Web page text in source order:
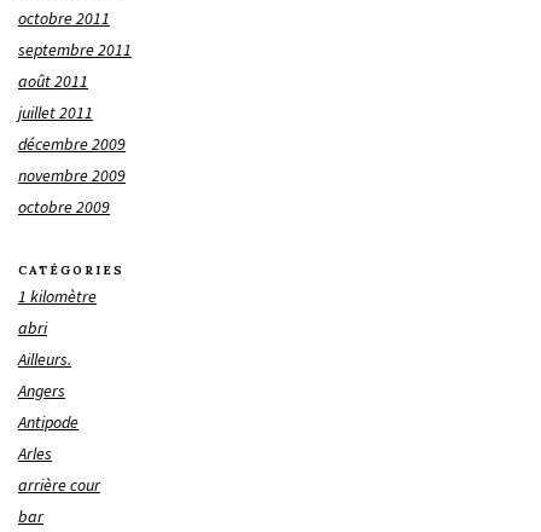
octobre 2011
septembre 2011
août 2011
juillet 2011
décembre 2009
novembre 2009
octobre 2009
CATÉGORIES
1 kilomètre
abri
Ailleurs.
Angers
Antipode
Arles
arrière cour
bar